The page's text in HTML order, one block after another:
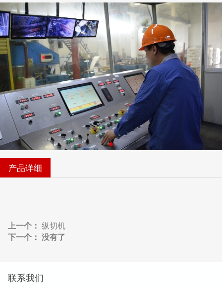
产品详细
上一个： 纵切机
下一个： 没有了
联系我们